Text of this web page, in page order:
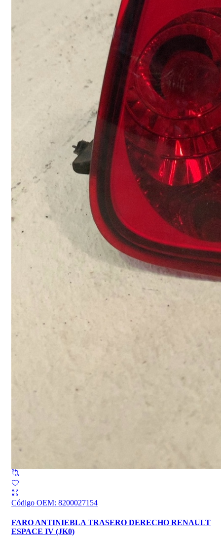
Código OEM: 8200027154
FARO ANTINIEBLA TRASERO DERECHO RENAULT
ESPACE IV (JK0)